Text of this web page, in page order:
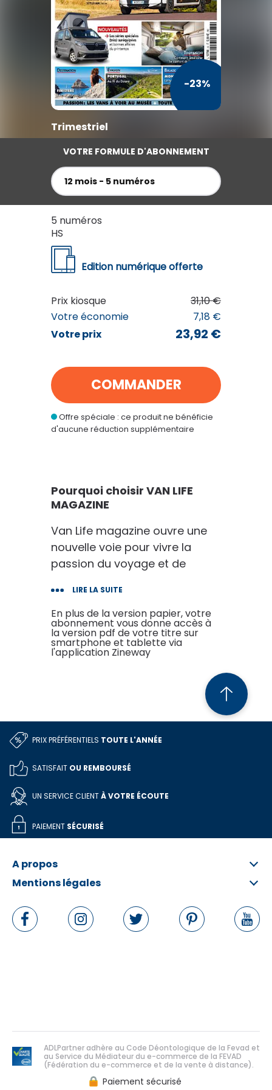
TV / Vie Pratique
Presse Professionnelle
Je l'éloigne des écrans
-23%
Trimestriel
VOTRE FORMULE D'ABONNEMENT
12 mois - 5 numéros
5 numéros
HS
Edition numérique offerte
Prix kiosque
31,10 €
Votre économie
7,18 €
Votre prix
23,92 €
COMMANDER
Offre spéciale : ce produit ne bénéficie
d'aucune réduction supplémentaire
Pourquoi choisir VAN LIFE
MAGAZINE
Van Life magazine ouvre une
nouvelle voie pour vivre la
passion du voyage et de
Au fil des pages de ce
magazine trimestriel, retrouvez
toute l'information pour choisir
votre prochain véhicule,
l'utiliser et partir sur les traces
des légendaires combi qui ont
LIRE LA SUITE
En plus de la version papier, votre
abonnement vous donne accès à
la version pdf de votre titre sur
smartphone et tablette via
l'application Zineway
VAN LIFE MAGAZINE
23
VOIR MON PANIER
CONTINUER MES ACHATS
PRIX PRÉFÉRENTIELS TOUTE L'ANNÉE
SATISFAIT OU REMBOURSÉ
UN SERVICE CLIENTÀ VOTRE ÉCOUTE
PAIEMENT SÉCURISÉ
A propos
Qui sommes-nous ?
Contactez-nous
Rétractation en ligne
Mentions légales
Conditions Générales
Politique de données personnelles
ADLPartner adhère au Code Déontologique de la Fevad et
au Service du Médiateur du e-commerce de la FEVAD
(Fédération du e-commerce et de la vente à distance).
Paiement sécurisé